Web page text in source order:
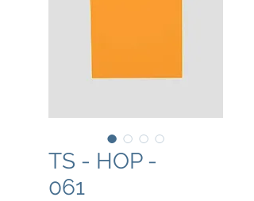
TS - HOP -
061